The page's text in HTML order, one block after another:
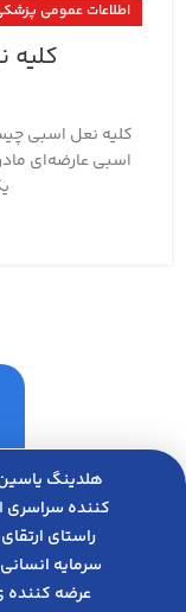
اطلاعات عمومی
کلیه نعل اسبی
هلدینگ یاسین
کننده سراسری
راﺳﺘﺎی
ﺳﺮﻣﺎﯾﻪ
عرضه کننده